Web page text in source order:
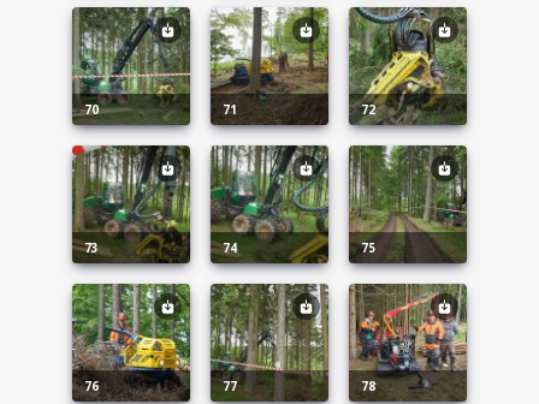
70 71 72
73 74 75
76 77 78